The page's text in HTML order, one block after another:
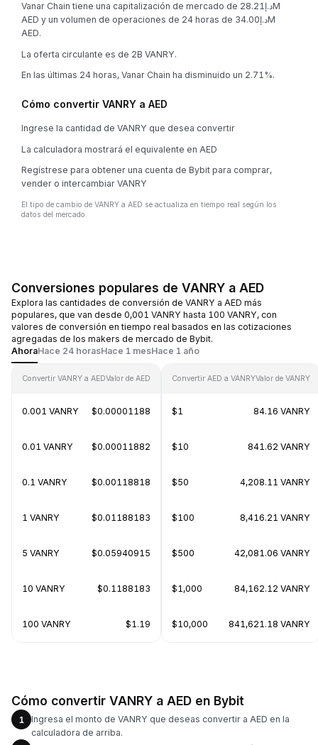
Vanar Chain tiene una capitalización de mercado de د.إ28.21M
AED y un volumen de operaciones de 24 horas de د.إ34.00M
AED.
La oferta circulante es de 2B VANRY.
En las últimas 24 horas, Vanar Chain ha disminuido un 2.71%.
Cómo convertir VANRY a AED
Ingrese la cantidad de VANRY que desea convertir
La calculadora mostrará el equivalente en AED
Regístrese para obtener una cuenta de Bybit para comprar,
vender o intercambiar VANRY
El tipo de cambio de VANRY a AED se actualiza en tiempo real según los
datos del mercado.
Conversiones populares de VANRY a AED
Explora las cantidades de conversión de VANRY a AED más
populares, que van desde 0,001 VANRY hasta 100 VANRY, con
valores de conversión en tiempo real basados en las cotizaciones
agregadas de los makers de mercado de Bybit.
AhoraHace 24 horasHace 1 mesHace 1 año
Convertir VANRY a AEDValor de AED
0.001 VANRY $0.00001188
0.01 VANRY $0.00011882
0.1 VANRY $0.00118818
1 VANRY $0.01188183
5 VANRY $0.05940915
10 VANRY $0.1188183
100 VANRY $1.19
Convertir AED a VANRYValor de VANRY
$1 84.16 VANRY
$10 841.62 VANRY
$50 4,208.11 VANRY
$100 8,416.21 VANRY
$500 42,081.06 VANRY
$1,000 84,162.12 VANRY
$10,000 841,621.18 VANRY
Cómo convertir VANRY a AED en Bybit
1
Ingresa el monto de VANRY que deseas convertir a AED en la
calculadora de arriba.